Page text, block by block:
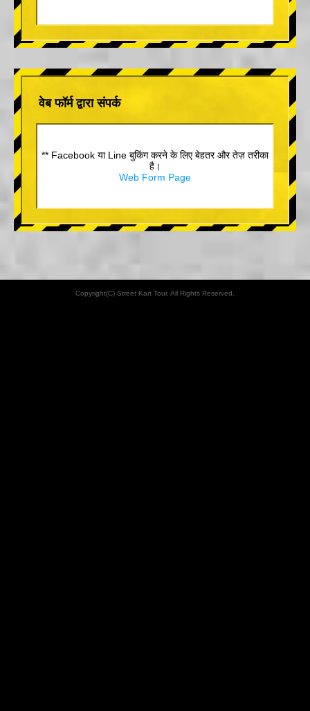
वेब फॉर्म द्वारा संपर्क
** Facebook या Line बुकिंग करने के लिए बेहतर और तेज़ तरीका
है।
Web Form Page
Copyright(C) Street Kart Tour. All Rights Reserved.